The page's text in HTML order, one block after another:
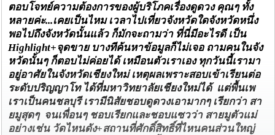
ตอบโจทย์ความต้องการของผู้บริโภคเรื่องดูดวง คุณๆ ทั้ง
หลายค่ะ...เคยเป็นไหม เวลาไปเที่ยวจังหวัดใดจังหวัดหนึ่ง
พอไปถึงจังหวัดนั้นแล้ว ก็มักจะถามว่า ที่นี่มีอะไรดี เป็น
Highlight+จุดขาย บางทีค้นหาข้อมูลก็ไม่เจอ ถามคนในจัง
หวัดนั้นๆ ก็ตอบไม่ค่อยได้ เหมือนตัวเราเอง ทุกวันนี้เรามา
อยู่อาศัยในจังหวัดเชียงใหม่ เหตุผลเพราะสอบเข้าเรียนต่อ
ระดับปริญญาโท ได้ที่มหาวิทยาลัยเชียงใหม่ได้ แต่พื้นเพ
เราเป็นคนชลบุรี เรามีนิสัยชอบดูดวงเอามากๆ เรียกว่า สา
ยมูสุดๆ จนเพื่อนๆ ชอบเรียกและชอบแซวว่า สายมูตัวแม่
อย่างเช่น วัดไหนดัง+สถานที่ศักดิ์สิทธิ์ที่ไหนคนส่วนใหญ่